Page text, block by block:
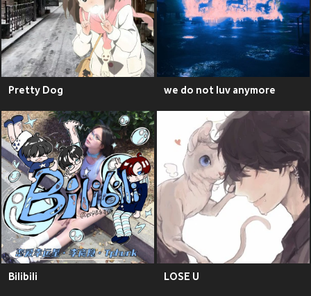
Pretty Dog we do not luv anymore
Bilibili LOSE U